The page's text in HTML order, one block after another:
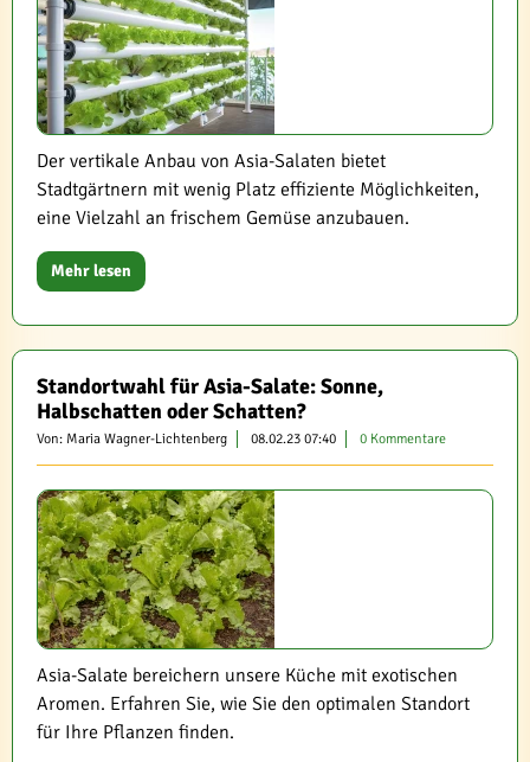
Der vertikale Anbau von Asia-Salaten bietet
Stadtgärtnern mit wenig Platz effiziente Möglichkeiten,
eine Vielzahl an frischem Gemüse anzubauen.
Mehr lesen
Standortwahl für Asia-Salate: Sonne,
Halbschatten oder Schatten?
Von: Maria Wagner-Lichtenberg 08.02.23 07:40 0 Kommentare
Asia-Salate bereichern unsere Küche mit exotischen
Aromen. Erfahren Sie, wie Sie den optimalen Standort
für Ihre Pflanzen finden.